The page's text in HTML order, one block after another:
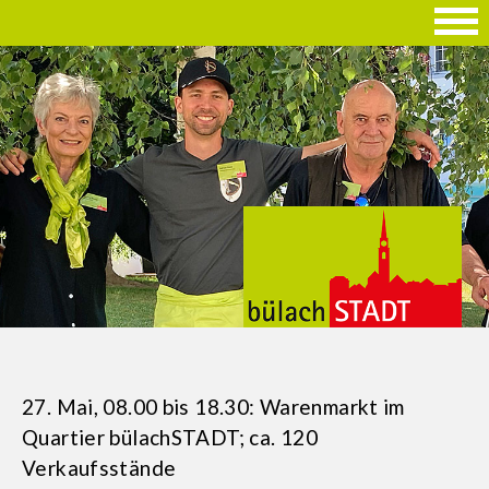
27. Mai, 08.00 bis 18.30: Warenmarkt im
Quartier bülachSTADT; ca. 120
Verkaufsstände